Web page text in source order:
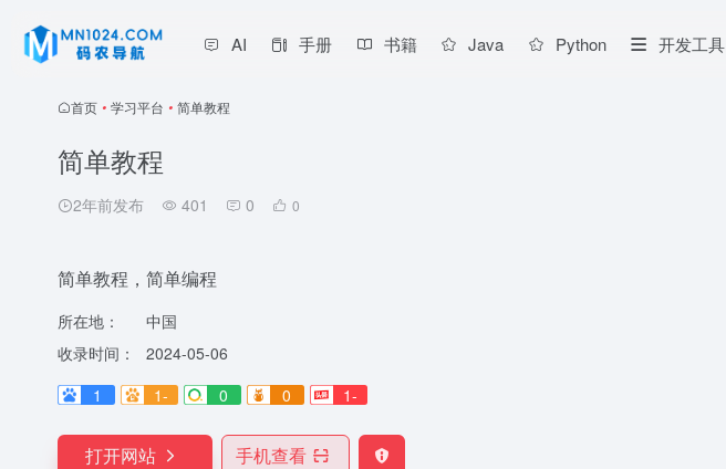
AI 手册 书籍 Java Python 开发工具
首页 • 学习平台 • 简单教程
简单教程
2年前发布 401 0 0
简单教程，简单编程
所在地：
中国
收录时间：
2024-05-06
1
1- 0 0 1-
打开网站 手机查看